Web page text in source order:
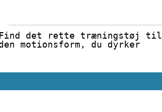
Find det rette træningstøj til
motionsform, du dyrker